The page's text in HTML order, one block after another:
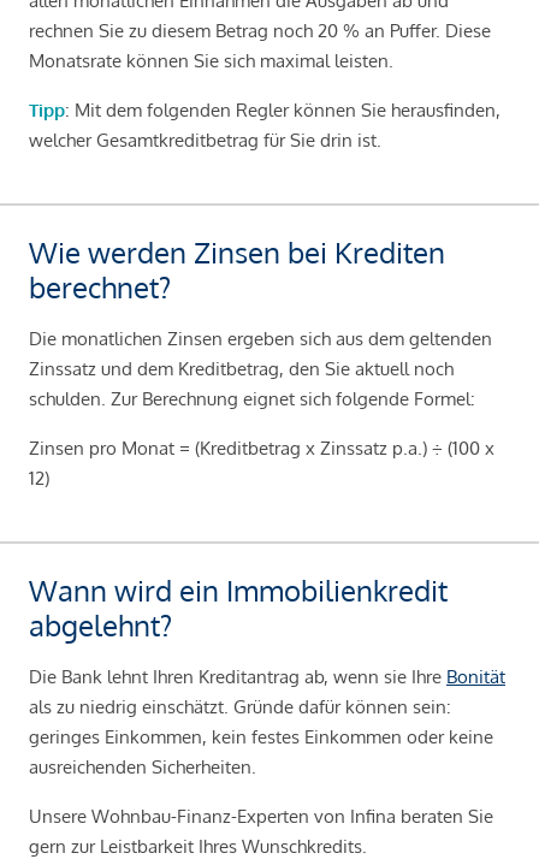
rechnen Sie zu diesem Betrag noch 20 % an Puffer. Diese
Monatsrate können Sie sich maximal leisten.
Tipp: Mit dem folgenden Regler können Sie herausfinden,
welcher Gesamtkreditbetrag für Sie drin ist.
Wie werden Zinsen bei Krediten
berechnet?
Die monatlichen Zinsen ergeben sich aus dem geltenden
Zinssatz und dem Kreditbetrag, den Sie aktuell noch
schulden. Zur Berechnung eignet sich folgende Formel:
Zinsen pro Monat = (Kreditbetrag x Zinssatz p.a.) ÷ (100 x
12)
Wann wird ein Immobilienkredit
abgelehnt?
Die Bank lehnt Ihren Kreditantrag ab, wenn sie Ihre Bonität
als zu niedrig einschätzt. Gründe dafür können sein:
geringes Einkommen, kein festes Einkommen oder keine
ausreichenden Sicherheiten.
Unsere Wohnbau-Finanz-Experten von Infina beraten Sie
gern zur Leistbarkeit Ihres Wunschkredits.